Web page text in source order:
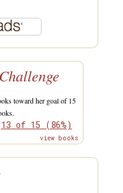
toward her goal of 15
13 of 15 (86%)
view books